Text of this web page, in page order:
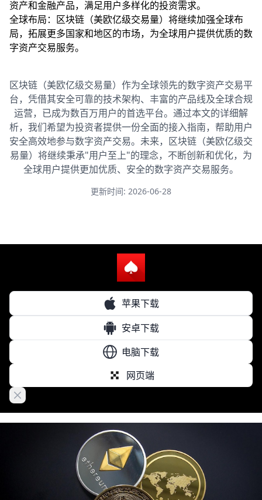
资产和金融产品，满足用户多样化的投资需求。
全球布局：区块链（美欧亿级交易量）将继续加强全球布
局，拓展更多国家和地区的市场，为全球用户提供优质的数
字资产交易服务。
区块链（美欧亿级交易量）作为全球领先的数字资产交易平
台，凭借其安全可靠的技术架构、丰富的产品线及全球合规
运营，已成为数百万用户的首选平台。通过本文的详细解
析，我们希望为投资者提供一份全面的接入指南，帮助用户
安全高效地参与数字资产交易。未来，区块链（美欧亿级交
易量）将继续秉承"用户至上"的理念，不断创新和优化，为
全球用户提供更加优质、安全的数字资产交易服务。
更新时间: 2026-06-28
苹果下载
安卓下载
电脑下载
网页端
Close banner